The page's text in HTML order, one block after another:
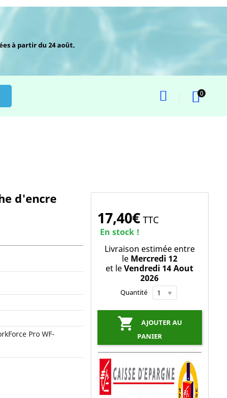
à partir du 24 août.
0
d'encre
Pro WF-
17,40€ TTC
En stock !
Livraison estimée entre
le Mercredi 12
et leVendredi 14 Aout
2026
Quantité

AJOUTER AU
PANIER